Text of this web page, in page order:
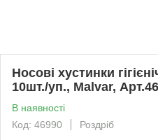
Носові хустинки
10шт./уп., Malvar,
В наявності
Код: 46990
Роздріб